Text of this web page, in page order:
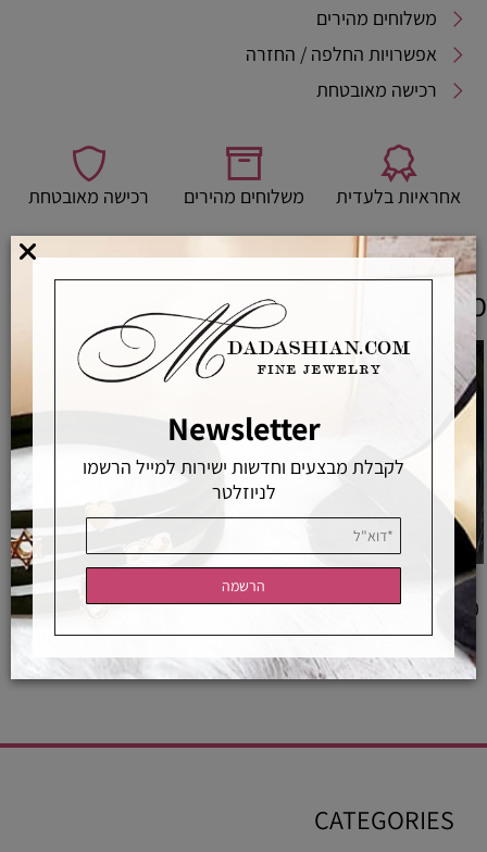
משלוחים מהירים
אפשרויות החלפה / החזרה
רכישה מאובטחת
אחראיות בלעדית משלוחים מהירים רכישה מאובטחת
מוצרים משלימים
תוספת שרשרת ביטחון לעגיל חובק
450
CATEGORIES
Newsletter
לקבלת מבצעים וחדשות ישירות למייל הרשמו
לניוזלטר